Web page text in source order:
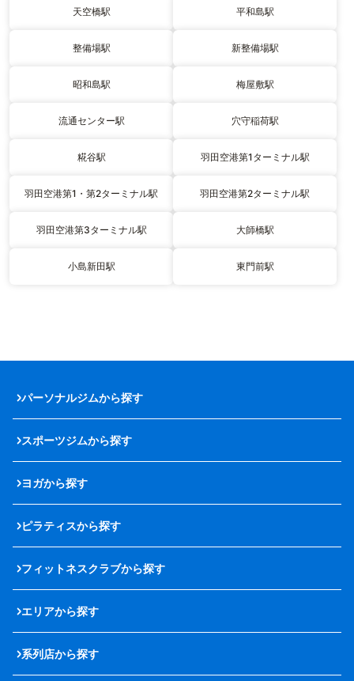
天空橋駅 平和島駅
整備場駅 新整備場駅
昭和島駅 梅屋敷駅
流通センター駅 穴守稲荷駅
糀谷駅 羽田空港第1ターミナル駅
羽田空港第1・第2ターミナル駅 羽田空港第2ターミナル駅
羽田空港第3ターミナル駅 大師橋駅
小島新田駅 東門前駅
パーソナルジムから探す
スポーツジムから探す
ヨガから探す
ピラティスから探す
フィットネスクラブから探す
エリアから探す
系列店から探す